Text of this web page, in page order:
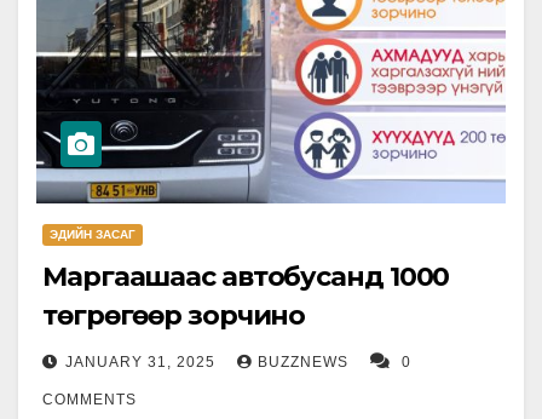
ЭДИЙН ЗАСАГ
Маргаашаас автобусанд 1000
төгрөгөөр зорчино
JANUARY 31, 2025 BUZZNEWS 0
COMMENTS